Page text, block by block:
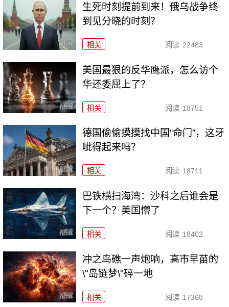
生死时刻提前到来！俄乌战争终
到见分晓的时刻？
相关 阅读 22483
美国最狠的反华鹰派，怎么访个
华还委屈上了？
相关 阅读 18751
德国偷偷摸摸找中国“命门”，这牙
呲得起来吗？
相关 阅读 18711
巴铁横扫海湾：沙科之后谁会是
下一个？美国懵了
相关 阅读 18402
冲之鸟礁一声炮响，高市早苗的
\"岛链梦\"碎一地
相关 阅读 17368